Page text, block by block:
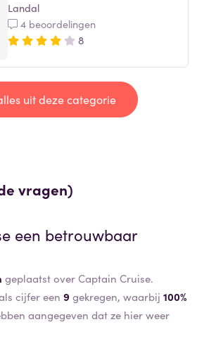
Landal
4 beoordelingen
8
uit deze categorie
vragen)
een betrouwbaar
geplaatst over Captain Cruise.
cijfer een 9gekregen, waarbij 100%
aangegeven dat ze hier weer